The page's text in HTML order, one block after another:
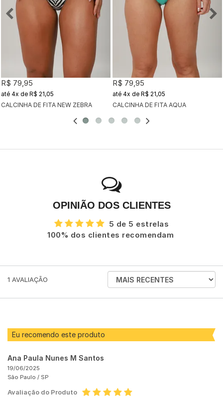
CALCINHA DE FITA NEW ZEBRA
R$ 79,95
4x de R$ 21,05
CALCINHA DE FITA AQUA
R$ 79,95
4x de R$ 21,05
OPINIÃO DOS CLIENTES
5 de 5 estrelas
100% dos clientes recomendam
1 AVALIAÇÃO
ORDENAR
AVALIAÇÕES
Eu recomendo este produto
Ana Paula Nunes M Santos
19/06/2025
São Paulo / SP
Avaliação do Produto